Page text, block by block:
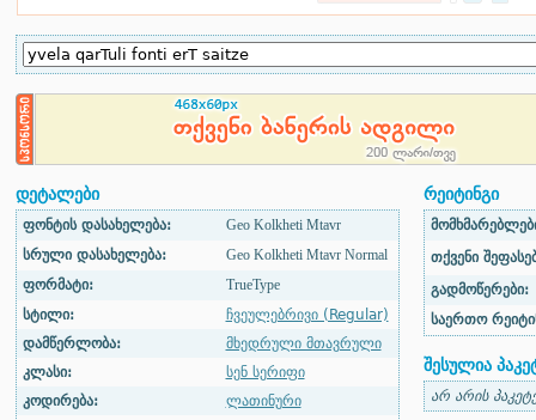
დეტალები
ფონტის დასახელება:
Geo Kolkheti Mtavr
სრული დასახელება:
Geo Kolkheti Mtavr Normal
ფორმატი:
TrueType
სტილი:
ჩვეულებრივი (Regular)
დამწერლობა:
მხედრული მთავრული
კლასი:
სენ სერიფი
კოდირება:
ლათინური
რეიტინგი
თქვენი
გადმოწერები:
საერთო
შესულია
არ არის